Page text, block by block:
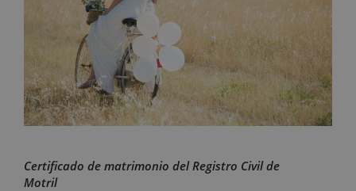
Certificado de matrimonio del Registro Civil de
Motril